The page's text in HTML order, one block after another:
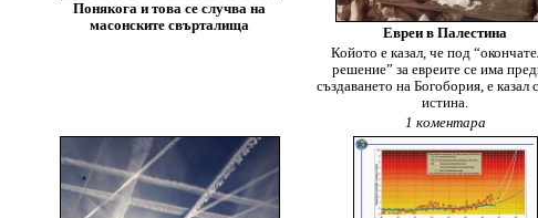
Понякога и това се случва на
масонските свърталища
Евреи в Палестина
Койото е казал, че под
решение” за евреите се има
създаването на Богобория, е казал
истина.
1 коментара